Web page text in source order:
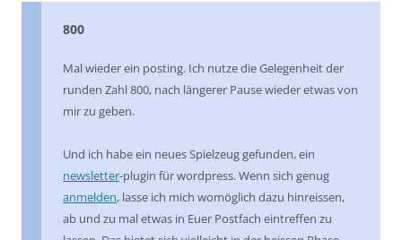
800
Mal wieder ein posting. Ich nutze die Gelegenheit der
runden Zahl 800, nach längerer Pause wieder etwas von
mir zu geben.
Und ich habe ein neues Spielzeug gefunden, ein
newsletter-plugin für wordpress. Wenn sich genug
anmelden, lasse ich mich womöglich dazu hinreissen,
ab und zu mal etwas in Euer Postfach eintreffen zu